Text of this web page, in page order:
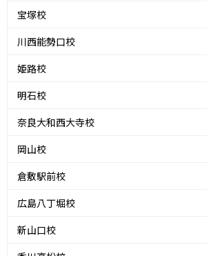
宝塚校
川西能勢口校
姫路校
明石校
奈良大和西大寺校
岡山校
倉敷駅前校
広島八丁堀校
新山口校